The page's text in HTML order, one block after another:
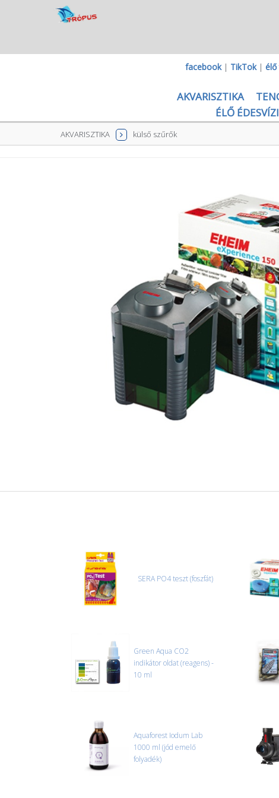
facebook| TikTok| élő
AKVARISZTIKA
ÉLŐ ÉDESVÍZI
AKVARISZTIKA külső szűrők
SERA PO4 teszt (foszfát)
Green Aqua CO2
indikátor oldat (reagens) -
10 ml
Aquaforest Iodum Lab
1000 ml (jód emelő
folyadék)